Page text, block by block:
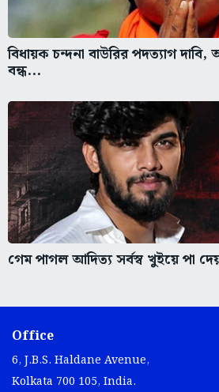
বিধায়ক চন্দনা বাউরির পদত্যাগ
বন্ধ...
গেম পাগল আদিত্য সর্বস্ব খুইয়ে পা
Office
6, J.B.S. Haldane Avenue,
Kolkata 700 105, India.